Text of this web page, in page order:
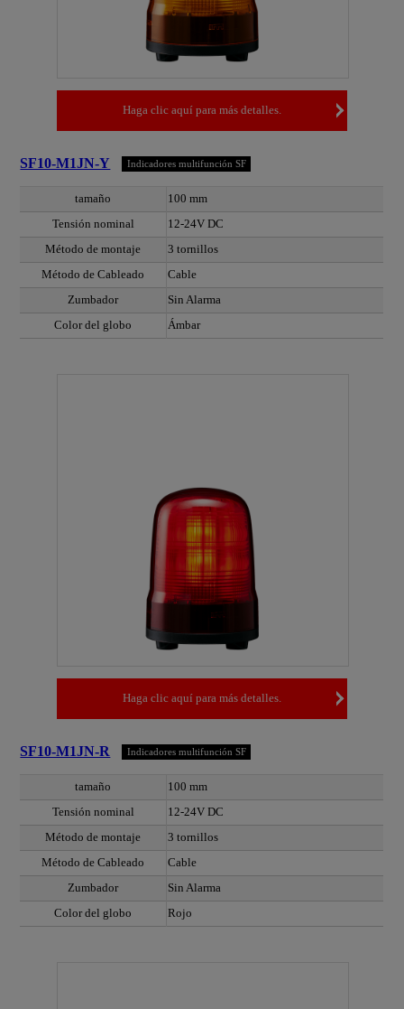
Haga clic aquí para más detalles.
SF10-M1JN-Y Indicadores multifunción SF
tamaño
100 mm
Tensión nominal
12-24V DC
Método de montaje
3 tornillos
Método de Cableado
Cable
Zumbador
Sin Alarma
Color del globo
Ámbar
Haga clic aquí para más detalles.
SF10-M1JN-R Indicadores multifunción SF
tamaño
100 mm
Tensión nominal
12-24V DC
Método de montaje
3 tornillos
Método de Cableado
Cable
Zumbador
Sin Alarma
Color del globo
Rojo